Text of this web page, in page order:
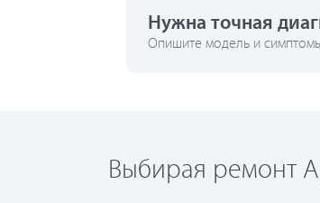
Нужна точная
Опишите модель и
Выбирая ремонт